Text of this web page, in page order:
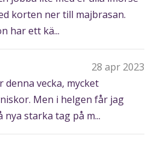
korten ner till majbrasan.
har ett kä...
28 apr 2023
denna vecka, mycket
Men i helgen får jag
starka tag på m...